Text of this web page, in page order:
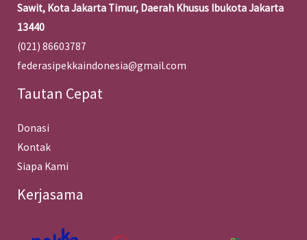
Sawit, Kota Jakarta Timur, Daerah Khusus Ibukota Jakarta
13440
(021) 86603787
federasipekkaindonesia@gmail.com
Tautan Cepat
Donasi
Kontak
Siapa Kami
Kerjasama